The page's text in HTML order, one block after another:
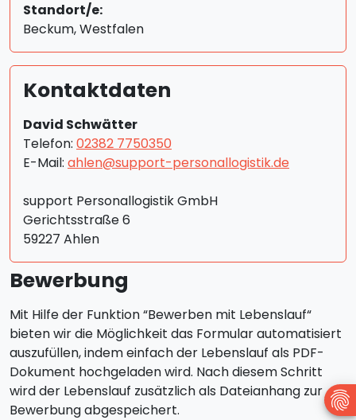
Standort/e:
Beckum, Westfalen
Kontaktdaten
David Schwätter
Telefon: 02382 7750350
E-Mail: ahlen@support-personallogistik.de
support Personallogistik GmbH
Gerichtsstraße 6
59227 Ahlen
Bewerbung
Mit Hilfe der Funktion “Bewerben mit Lebenslauf“
bieten wir die Möglichkeit das Formular automatisiert
auszufüllen, indem einfach der Lebenslauf als PDF-
Dokument hochgeladen wird. Nach diesem Schritt
wird der Lebenslauf zusätzlich als Dateianhang zur
Bewerbung abgespeichert.